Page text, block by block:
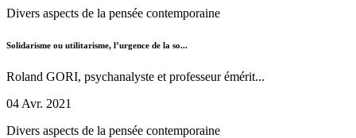
Divers aspects de la pensée contemporaine
Solidarisme ou utilitarisme, l’urgence de la so...
Roland GORI, psychanalyste et professeur émérit...
04 Avr. 2021
Divers aspects de la pensée contemporaine